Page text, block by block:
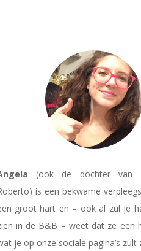
(ook de dochter van
is een bekwame
groot hart en – ook al zul je
in de B&B – weet dat ze een
je op onze sociale pagina’s zult